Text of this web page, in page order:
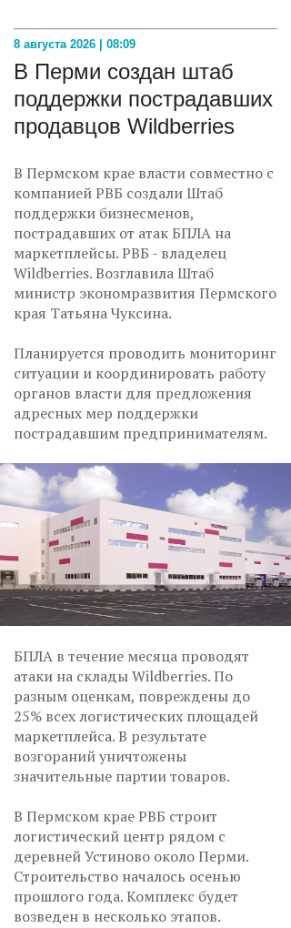
8 августа 2026 | 08:09
В Перми создан штаб
поддержки пострадавших
продавцов Wildberries
В Пермском крае власти совместно с
компанией РВБ создали Штаб
поддержки бизнесменов,
пострадавших от атак БПЛА на
маркетплейсы. РВБ - владелец
Wildberries. Возглавила Штаб
министр экономразвития Пермского
края Татьяна Чуксина.
Планируется проводить мониторинг
ситуации и координировать работу
органов власти для предложения
адресных мер поддержки
пострадавшим предпринимателям.
БПЛА в течение месяца проводят
атаки на склады Wildberries. По
разным оценкам, повреждены до
25% всех логистических площадей
маркетплейса. В результате
возгораний уничтожены
значительные партии товаров.
В Пермском крае РВБ строит
логистический центр рядом с
деревней Устиново около Перми.
Строительство началось осенью
прошлого года. Комплекс будет
возведен в несколько этапов.